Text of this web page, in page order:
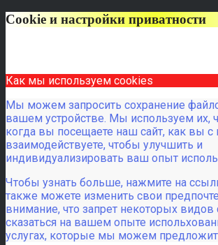
Cookie и настройки приватности
Как мы используем cookies
Мы можем запросить сохранение
вашем устройстве. Мы используем их,
когда вы посещаете наш сайт, как вы с
взаимодействуете, чтобы улучшить и
индивидуализировать ваш опыт
Чтобы узнать больше, нажмите на
также можете изменить свои
внимание, что запрет некоторых
сказаться на вашем опыте
услугах, которые мы можем